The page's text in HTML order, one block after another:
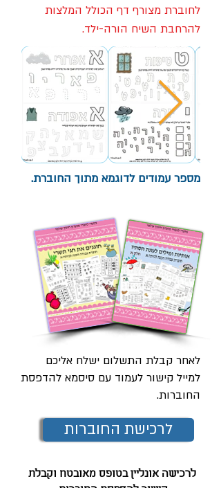
לחוברת מצורף דף הכולל המלצות
להרחבת השיח הורה-ילד.
מספר עמודים לדוגמא מתוך החוברת.
לאחר קבלת התשלום ישלח אליכם
למייל קישור לעמוד עם סיסמא להדפסת
החוברות.
לרכישת החוברות
לרכישה אונליין בטופס מאובטח וקבלת